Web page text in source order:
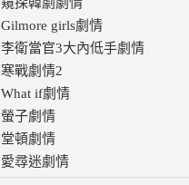
Gilmore girls劇情
李衛當官3大內低手劇情
寒戰劇情2
What if劇情
螢子劇情
堂頓劇情
愛尋迷劇情